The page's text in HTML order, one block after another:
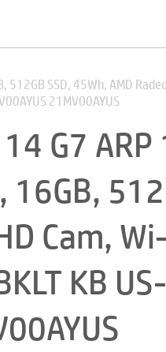
SSD, 45Wh, AMD
21MV00AYUS
G7 ARP
16GB,
Cam,
KB